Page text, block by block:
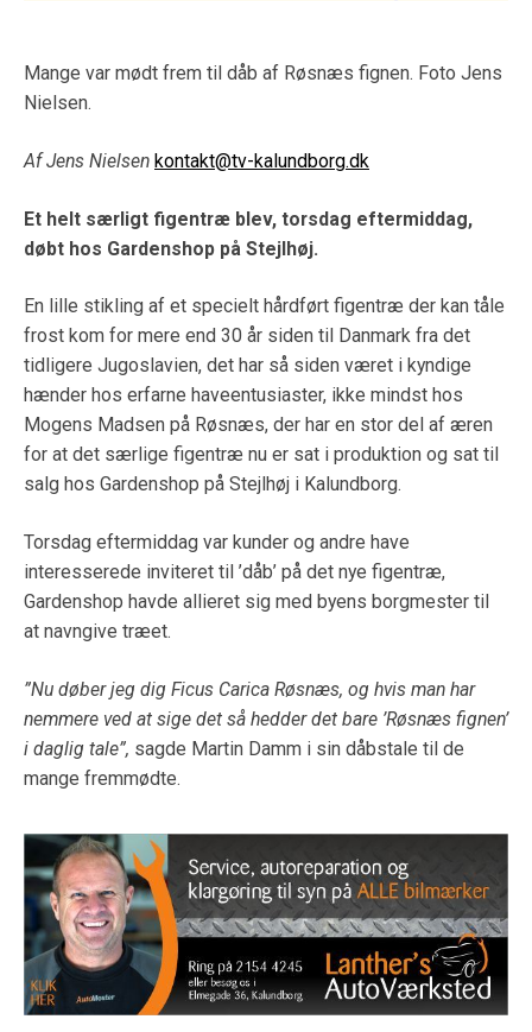
Mange var mødt frem til dåb af Røsnæs fignen. Foto Jens
Nielsen.
Af Jens Nielsen kontakt@tv-kalundborg.dk
Et helt særligt figentræ blev, torsdag eftermiddag,
døbt hos Gardenshop på Stejlhøj.
En lille stikling af et specielt hårdført figentræ der kan tåle
frost kom for mere end 30 år siden til Danmark fra det
tidligere Jugoslavien, det har så siden været i kyndige
hænder hos erfarne haveentusiaster, ikke mindst hos
Mogens Madsen på Røsnæs, der har en stor del af æren
for at det særlige figentræ nu er sat i produktion og sat til
salg hos Gardenshop på Stejlhøj i Kalundborg.
Torsdag eftermiddag var kunder og andre have
interesserede inviteret til ’dåb’ på det nye figentræ,
Gardenshop havde allieret sig med byens borgmester til
at navngive træet.
”Nu døber jeg dig Ficus Carica Røsnæs, og hvis man har
nemmere ved at sige det så hedder det bare ’Røsnæs fignen’
i daglig tale”, sagde Martin Damm i sin dåbstale til de
mange fremmødte.